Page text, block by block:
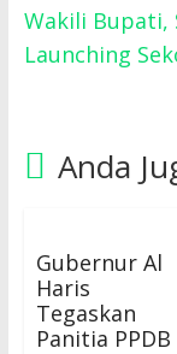
Wakili Bupati,
Launching
Anda
Gubernur Al
Haris
Tegaskan
Panitia PPDB